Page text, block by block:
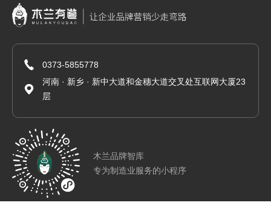
0373-5855778
河南 · 新乡 · 新中大道和金穗大道交叉处互联网大厦23
层
木兰品牌智库
专为制造业服务的小程序